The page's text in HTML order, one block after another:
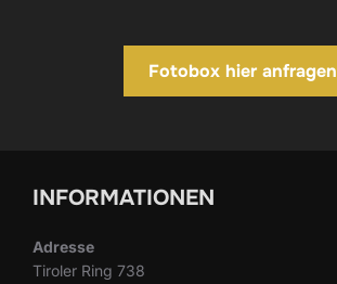
Fotobox hier anfragen
INFORMATIONEN
Adresse
Tiroler Ring 738